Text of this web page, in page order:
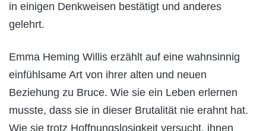
in einigen Denkweisen bestätigt und anderes
gelehrt.
Emma Heming Willis erzählt auf eine wahnsinnig
einfühlsame Art von ihrer alten und neuen
Beziehung zu Bruce. Wie sie ein Leben erlernen
musste, dass sie in dieser Brutalität nie erahnt hat.
Wie sie trotz Hoffnungslosigkeit versucht, ihnen